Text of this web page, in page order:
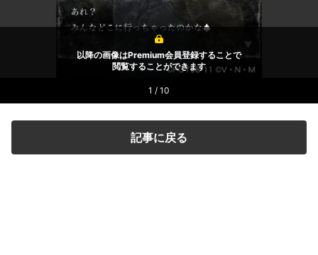
以降の画像はPremium会員登録することで
閲覧することができます
1 / 10
記事に戻る